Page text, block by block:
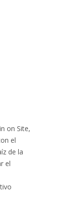
on Site,
el
de la
el